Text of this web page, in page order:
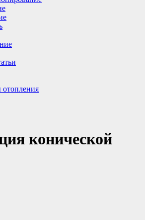
конической